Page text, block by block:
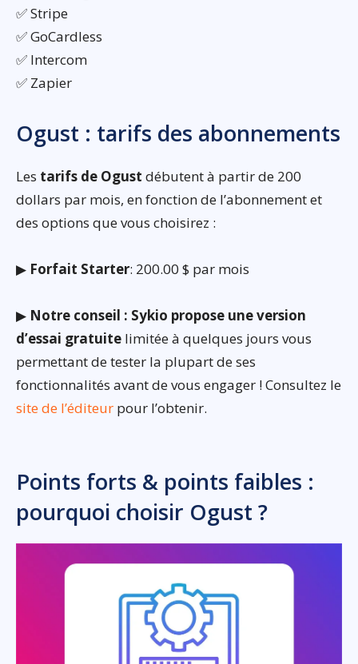
✅ Stripe
✅ GoCardless
✅ Intercom
✅ Zapier
Ogust : tarifs des abonnements
Les tarifs de Ogust débutent à partir de 200
dollars par mois, en fonction de l’abonnement et
des options que vous choisirez :
▶ Forfait Starter: 200.00 $ par mois
▶ Notre conseil : Sykio propose une version
d’essai gratuite limitée à quelques jours vous
permettant de tester la plupart de ses
fonctionnalités avant de vous engager ! Consultez le
site de l’éditeur pour l’obtenir.
Points forts & points faibles :
pourquoi choisir Ogust ?